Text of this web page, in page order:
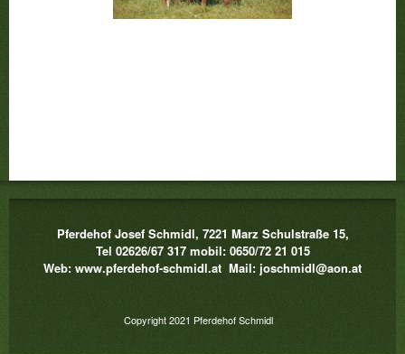
Pferdehof Josef Schmidl, 7221 Marz Schulstraße 15,
Tel 02626/67 317 mobil: 0650/72 21 015
Web: www.pferdehof-schmidl.at Mail: joschmidl@aon.at
Copyright 2021 Pferdehof Schmidl